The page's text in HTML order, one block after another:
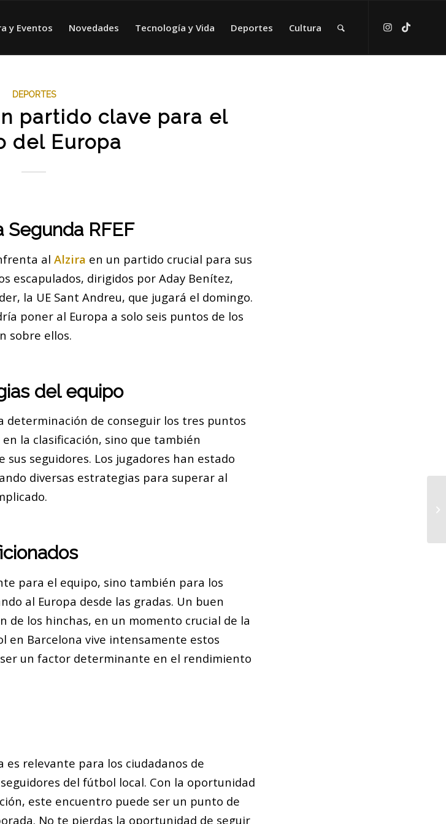
y Eventos Novedades Tecnología y Vida Deportes Cultura
DEPORTES
partido clave para el
del Europa
RFEF
al Alzira en un partido crucial para sus
escapulados, dirigidos por Aday Benítez,
la UE Sant Andreu, que jugará el domingo.
poner al Europa a solo seis puntos de los
sobre ellos.
del equipo
determinación de conseguir los tres puntos
la clasificación, sino que también
seguidores. Los jugadores han estado
diversas estrategias para superar al
para el equipo, sino también para los
al Europa desde las gradas. Un buen
de los hinchas, en un momento crucial de la
en Barcelona vive intensamente estos
un factor determinante en el rendimiento
es relevante para los ciudadanos de
del fútbol local. Con la oportunidad
este encuentro puede ser un punto de
No te pierdas la oportunidad de seguir